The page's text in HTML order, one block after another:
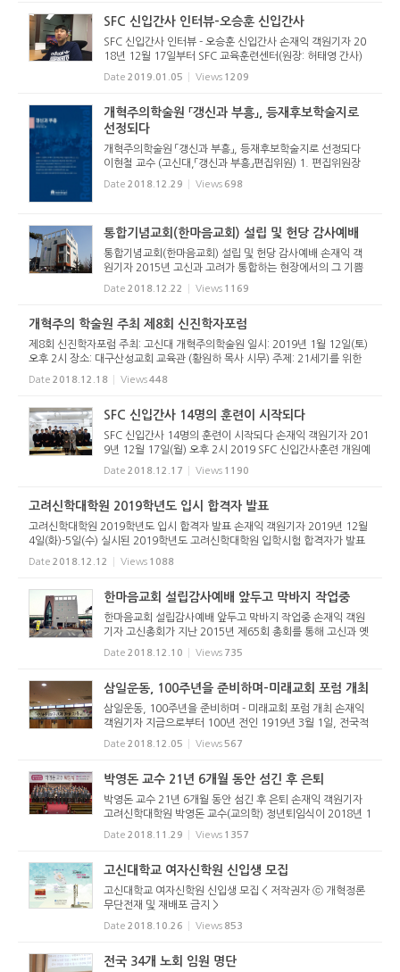
SFC 신입간사 인터뷰-오승훈 신입간사
SFC 신입간사 인터뷰 - 오승훈 신입간사 손재익 객원기자 20
18년 12월 17일부터 SFC 교육훈련센터(원장: 허태영 간사)
에서는 SFC 신입간사 훈련이 시작되고 있다. 이에 본지는 신
입간사 중 한 분과 인터뷰를 나눴다. 손재익 기자: 만나뵙게 되
Date 2019.01.05 Views 1209
개혁주의학술원 「갱신과 부흥」, 등재후보학술지로
선정되다
개혁주의학술원 「갱신과 부흥」, 등재후보학술지로 선정되다
이현철 교수 (고신대,「갱신과 부흥」편집위원) 1. 편집위원장
황대우 교수님의 전화 2018년 마지막 주말까지 밀린 글들을
쓰며 컴퓨터와 씨름을 하고 있었던 순간, “부으으응” 휴대...
Date 2018.12.29 Views 698
통합기념교회(한마음교회) 설립 및 헌당 감사예배
통합기념교회(한마음교회) 설립 및 헌당 감사예배 손재익 객
원기자 2015년 고신과 고려가 통합하는 현장에서의 그 기쁨
과 감동이 재현됐다. 교단 통합의 기념비적인 교회가 세워졌기
때문이다. 그 감격을 순서를 맡은 이들마다 빠지지 않고 전했
Date 2018.12.22 Views 1169
개혁주의 학술원 주최 제8회 신진학자포럼
제8회 신진학자포럼 주최: 고신대 개혁주의학술원 일시: 2019년 1월 12일(토)
오후 2시 장소: 대구산성교회 교육관 (황원하 목사 시무) 주제: 21세기를 위한
교부신학과 개혁신학 발표1: 태동열 박사 ㅡ 바빙크의 성령론적 관점에서 본 인
간의 자유와 보이지 ...
Date 2018.12.18 Views448
SFC 신입간사 14명의 훈련이 시작되다
SFC 신입간사 14명의 훈련이 시작되다 손재익 객원기자 201
9년 12월 17일(월) 오후 2시 2019 SFC 신입간사훈련 개원예
배가 열렸다. SFC 교육훈련센터 내 한길교회당(손재익 목사
시무)에서 신입간사 14명과 40여명의 축하객들이 참석한 가
Date 2018.12.17 Views 1190
고려신학대학원 2019학년도 입시 합격자 발표
고려신학대학원 2019학년도 입시 합격자 발표 손재익 객원기자 2019년 12월
4일(화)-5일(수) 실시된 2019학년도 고려신학대학원 입학시험 합격자가 발표
되었다. 입학정원 120명 모집에 126명이 지원하여 1.05:1의 경쟁률을 보였다.
특별전형 31명을 비롯해, ...
Date 2018.12.12 Views 1088
한마음교회 설립감사예배 앞두고 막바지 작업중
한마음교회 설립감사예배 앞두고 막바지 작업중 손재익 객원
기자 고신총회가 지난 2015년 제65회 총회를 통해 고신과 옛
고려가 통합한 것을 기념하여 추진해 오던 한마음교회(교단통
합 기념교회)가 설립감사예배를 앞두고 막바지 작업 중이다.
Date 2018.12.10 Views 735
삼일운동, 100주년을 준비하며-미래교회 포럼 개최
삼일운동, 100주년을 준비하며 - 미래교회 포럼 개최 손재익
객원기자 지금으로부터 100년 전인 1919년 3월 1일, 전국적
인 만세운동이 일어났다. 일본의 한반도 침략과 지배에 대해
민족 전체가 저항운동을 벌였다. 그 결과 임시정부 수립에 영
Date 2018.12.05 Views 567
박영돈 교수 21년 6개월 동안 섬긴 후 은퇴
박영돈 교수 21년 6개월 동안 섬긴 후 은퇴 손재익 객원기자
고려신학대학원 박영돈 교수(교의학) 정년퇴임식이 2018년 1
1월 29일(목) 12시 15분 고려신학대학원 강당에서 열렸다.
종강예배와 함께 드려진 이날 은퇴식에는 신대원 원우들과 퇴
Date 2018.11.29 Views 1357
고신대학교 여자신학원 신입생 모집
고신대학교 여자신학원 신입생 모집 < 저작권자 ⓒ 개혁정론
무단전재 및 재배포 금지 >
Date 2018.10.26 Views 853
전국 34개 노회 임원 명단